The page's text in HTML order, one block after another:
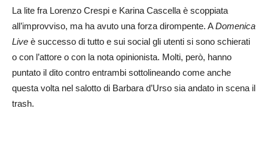
La lite fra Lorenzo Crespi e Karina Cascella è scoppiata
all’improvviso, ma ha avuto una forza dirompente. ADomenica
Live è successo di tutto e sui social gli utenti si sono schierati
o con l’attore o con la nota opinionista. Molti, però, hanno
puntato il dito contro entrambi sottolineando come anche
questa volta nel salotto di Barbara d’Urso sia andato in scena il
trash.